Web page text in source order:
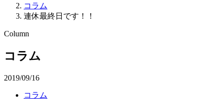
コラム
連休最終日です！！
Column
コラム
2019/09/16
コラム